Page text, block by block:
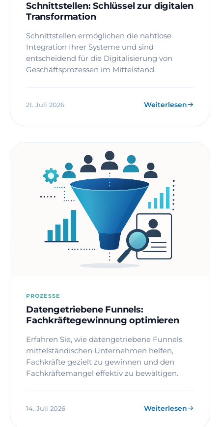
Schnittstellen: Schlüssel zur digitalen
Transformation
Schnittstellen ermöglichen die nahtlose
Integration Ihrer Systeme und sind
entscheidend für die Digitalisierung von
Geschäftsprozessen im Mittelstand.
21. Juli 2026 Weiterlesen
PROZESSE
Datengetriebene Funnels:
Fachkräftegewinnung optimieren
Erfahren Sie, wie datengetriebene Funnels
mittelständischen Unternehmen helfen,
Fachkräfte gezielt zu gewinnen und den
Fachkräftemangel effektiv zu bewältigen.
14. Juli 2026 Weiterlesen